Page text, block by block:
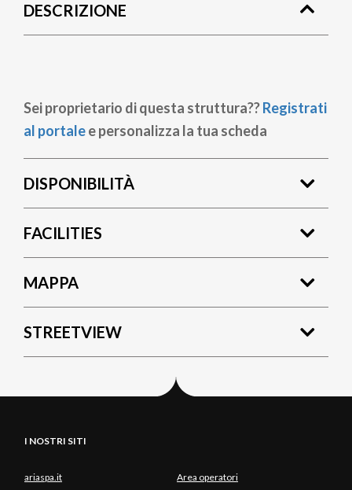
pane
DESCRIZIONE
Sei proprietario di questa struttura??Registrati
al portalee personalizza la tua scheda
DISPONIBILITÀ
FACILITIES
MAPPA
STREETVIEW
I NOSTRI SITI
ariaspa.it Area operatori